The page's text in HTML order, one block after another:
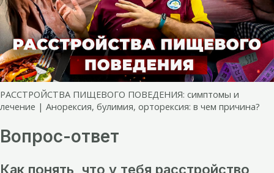
РАССТРОЙСТВА ПИЩЕВОГО ПОВЕДЕНИЯ: симптомы и
лечение | Анорексия, булимия, орторексия: в чем причина?
Вопрос-ответ
Как понять, что у тебя расстройство